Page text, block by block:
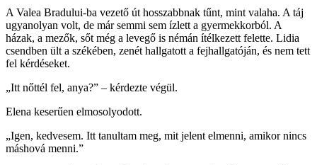
A Valea Bradului-ba vezető út hosszabbnak tűnt, mint valaha. A táj
ugyanolyan volt, de már semmi sem ízlett a gyermekkorból. A
házak, a mezők, sőt még a levegő is némán ítélkezett felette. Lidia
csendben ült a székében, zenét hallgatott a fejhallgatóján, és nem tett
fel kérdéseket.
„Itt nőttél fel, anya?” – kérdezte végül.
Elena keserűen elmosolyodott.
„Igen, kedvesem. Itt tanultam meg, mit jelent elmenni, amikor nincs
máshová menni.”